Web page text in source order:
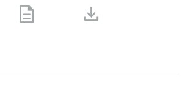
description download